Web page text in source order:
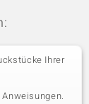
Ihrer